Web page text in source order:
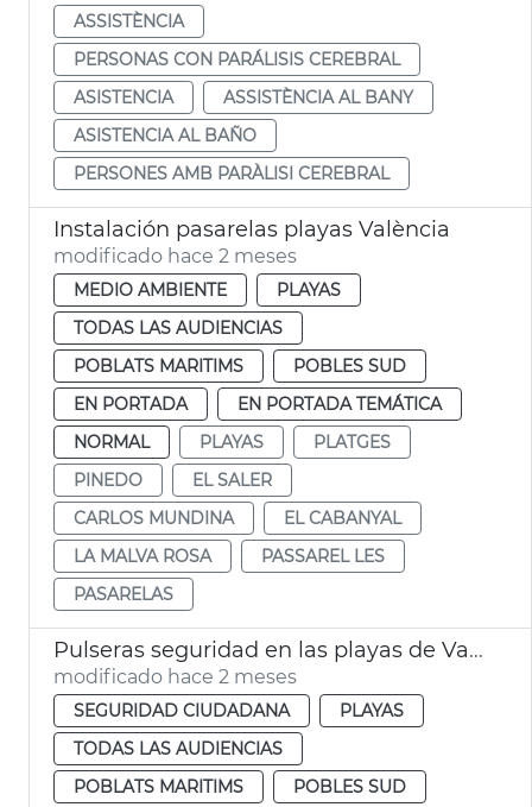
ASSISTÈNCIA
PERSONAS CON PARÁLISIS CEREBRAL
ASISTENCIA
ASSISTÈNCIA AL BANY
ASISTENCIA AL BAÑO
PERSONES AMB PARÀLISI CEREBRAL
Instalación pasarelas playas València
modificado hace 2 meses
MEDIO AMBIENTE
PLAYAS
TODAS LAS AUDIENCIAS
POBLATS MARITIMS
POBLES SUD
EN PORTADA
EN PORTADA TEMÁTICA
NORMAL
PLAYAS
PLATGES
PINEDO
EL SALER
CARLOS MUNDINA
EL CABANYAL
LA MALVA ROSA
PASSAREL LES
PASARELAS
Pulseras seguridad en las playas de València
modificado hace 2 meses
SEGURIDAD CIUDADANA
PLAYAS
TODAS LAS AUDIENCIAS
POBLATS MARITIMS
POBLES SUD